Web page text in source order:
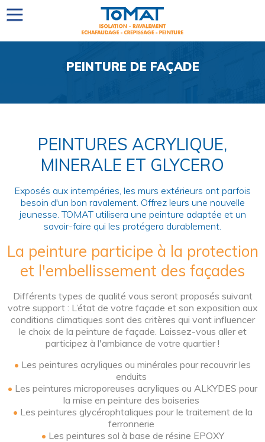
PEINTURE DE FAÇADE
PEINTURES ACRYLIQUE,
MINERALE ET GLYCERO
Exposés aux intempéries, les murs extérieurs ont parfois
besoin d'un bon ravalement. Offrez leurs une nouvelle
jeunesse. TOMAT utilisera une peinture adaptée et un
savoir-faire qui les protégera durablement.
La peinture participe à la protection
et l'embellissement des façades
Différents types de qualité vous seront proposés suivant
votre support : L’état de votre façade et son exposition aux
conditions climatiques sont des critères qui vont influencer
le choix de la peinture de façade. Laissez-vous aller et
participez à l'ambiance de votre quartier !
• Les peintures acryliques ou minérales pour recouvrir les
enduits
• Les peintures microporeuses acryliques ou ALKYDES pour
la mise en peinture des boiseries
• Les peintures glycérophtaliques pour le traitement de la
ferronnerie
• Les peintures sol à base de résine EPOXY